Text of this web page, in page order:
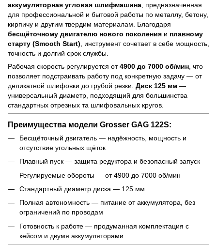
аккумуляторная угловая шлифмашина , предназначенная
для профессиональной и бытовой работы по металлу, бетону,
кирпичу и другим твердим материалам. Благодаря
бесщёточному двигателю нового поколения и плавному
старту (Smooth Start) , инструмент сочетает в себе мощность,
точность и долгий срок службы.
Рабочая скорость регулируется от4900 до 7000 об/мин , что
позволяет подстраивать работу под конкретную задачу — от
деликатной шлифовки до грубой резки. Диск 125 мм —
универсальный диаметр, подходящий для большинства
стандартных отрезных та шлифовальных кругов.
Преимущества модели Grosser GAG 122S:
Бесщёточный двигатель — надёжность, мощность и
отсутствие угольных щёток
Плавный пуск — защита редуктора и безопасный запуск
Регулируемые обороты — от 4900 до 7000 об/мин
Стандартный диаметр диска — 125 мм
Полная автономность — питание от аккумулятора, без
ограничений по проводам
Готовность к работе — продуманная комплектация с
кейсом и двумя аккумуляторами